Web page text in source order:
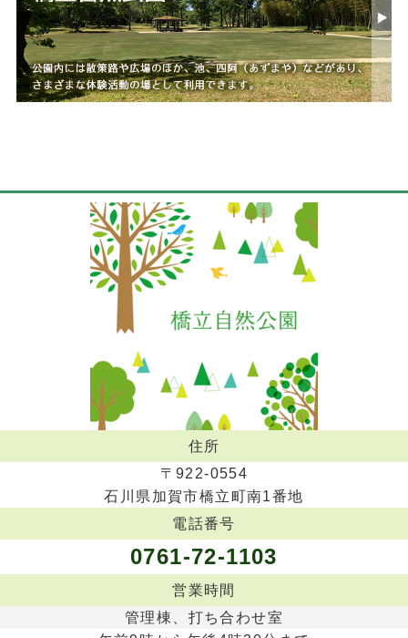
住所
〒922-0554
石川県加賀市橋立町南1番地
電話番号
0761-72-1103
営業時間
管理棟、打ち合わせ室